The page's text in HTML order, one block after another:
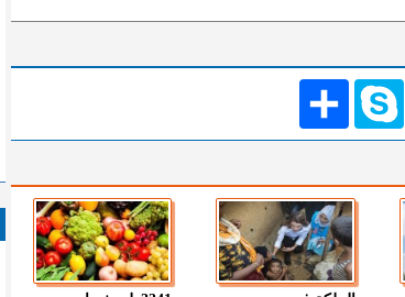
انشر Skype